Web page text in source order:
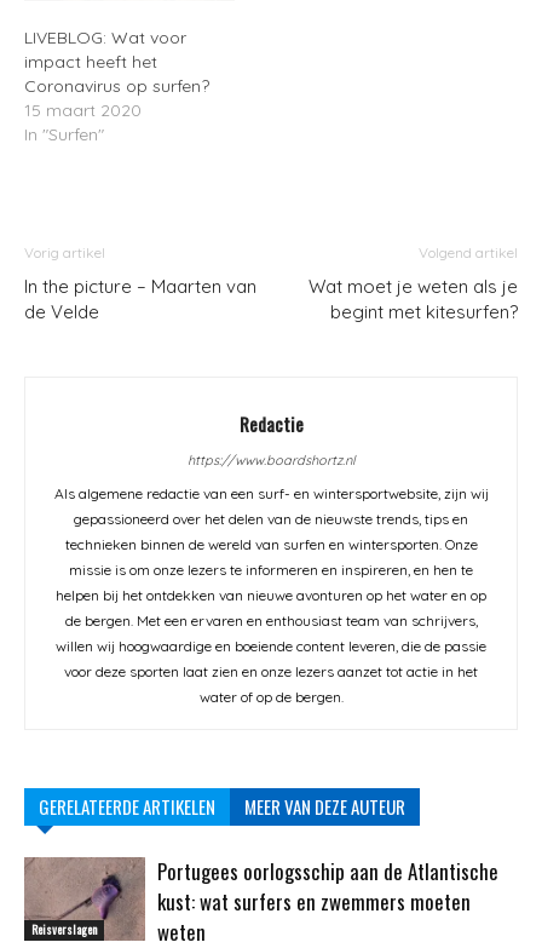
LIVEBLOG: Wat voor
impact heeft het
Coronavirus op surfen?
15 maart 2020
In "Surfen"
Vorig artikel
In the picture – Maarten van
de Velde
Volgend artikel
Wat moet je weten als je
begint met kitesurfen?
Redactie
https://www.boardshortz.nl
Als algemene redactie van een surf- en wintersportwebsite, zijn wij
gepassioneerd over het delen van de nieuwste trends, tips en
technieken binnen de wereld van surfen en wintersporten. Onze
missie is om onze lezers te informeren en inspireren, en hen te
helpen bij het ontdekken van nieuwe avonturen op het water en op
de bergen. Met een ervaren en enthousiast team van schrijvers,
willen wij hoogwaardige en boeiende content leveren, die de passie
voor deze sporten laat zien en onze lezers aanzet tot actie in het
water of op de bergen.
GERELATEERDE ARTIKELEN MEER VAN DEZE AUTEUR
Reisverslagen
Portugees oorlogsschip aan de Atlantische
kust: wat surfers en zwemmers moeten
weten